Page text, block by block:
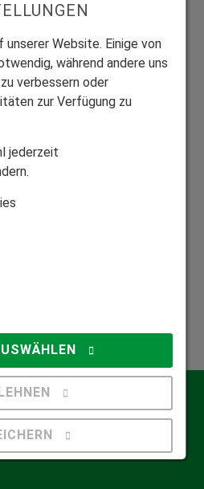
aus vier zertifizierten Werken
individuell auf Maß.
Direktvertrieb
Rollladen und Sonnenschutz
Beratung
anfordern
unserer Website. Einige von
während andere uns
verbessern oder
zur Verfügung zu
jederzeit